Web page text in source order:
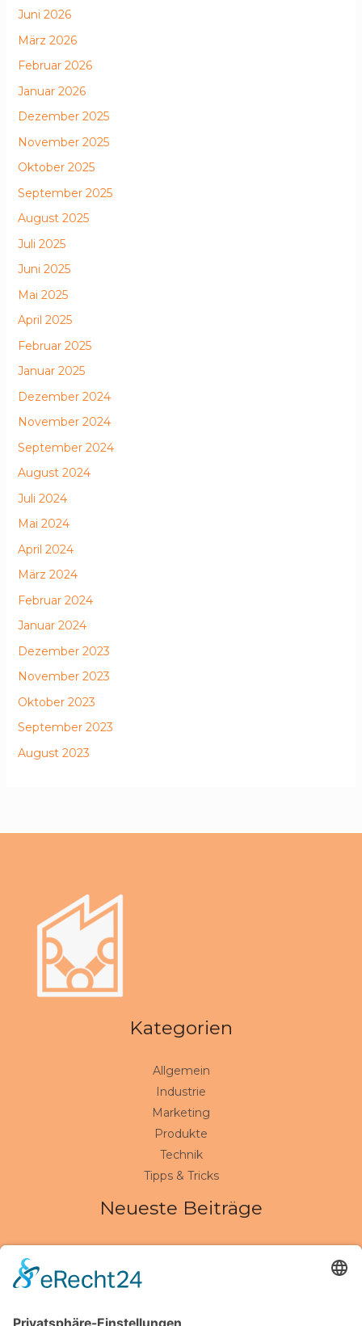
Juni 2026
März 2026
Februar 2026
Januar 2026
Dezember 2025
November 2025
Oktober 2025
September 2025
August 2025
Juli 2025
Juni 2025
Mai 2025
April 2025
Februar 2025
Januar 2025
Dezember 2024
November 2024
September 2024
August 2024
Juli 2024
Mai 2024
April 2024
März 2024
Februar 2024
Januar 2024
Dezember 2023
November 2023
Oktober 2023
September 2023
August 2023
Kategorien
Allgemein
Industrie
Marketing
Produkte
Technik
Tipps & Tricks
Neueste Beiträge
den Unterschied zwischen Alltag und Hochleistung
Kalk im System? So verhindern moderne Anlagen teure